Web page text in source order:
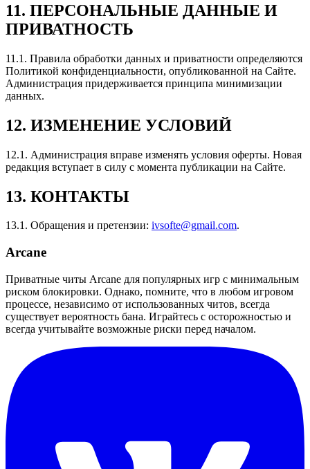
11. ПЕРСОНАЛЬНЫЕ ДАННЫЕ И
ПРИВАТНОСТЬ
11.1. Правила обработки данных и приватности определяются
Политикой конфиденциальности, опубликованной на Сайте.
Администрация придерживается принципа минимизации
данных.
12. ИЗМЕНЕНИЕ УСЛОВИЙ
12.1. Администрация вправе изменять условия оферты. Новая
редакция вступает в силу с момента публикации на Сайте.
13. КОНТАКТЫ
13.1. Обращения и претензии: ivsofte@gmail.com.
Arcane
Приватные читы Arcane для популярных игр с минимальным
риском блокировки. Однако, помните, что в любом игровом
процессе, независимо от использованных читов, всегда
существует вероятность бана. Играйтесь с осторожностью и
всегда учитывайте возможные риски перед началом.